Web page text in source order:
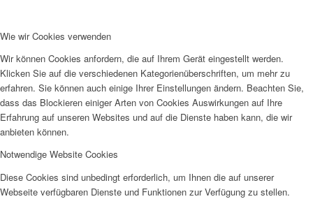
Wie wir Cookies verwenden
Wir können Cookies anfordern, die auf Ihrem Gerät eingestellt werden.
Klicken Sie auf die verschiedenen Kategorienüberschriften, um mehr zu
erfahren. Sie können auch einige Ihrer Einstellungen ändern. Beachten Sie,
dass das Blockieren einiger Arten von Cookies Auswirkungen auf Ihre
Erfahrung auf unseren Websites und auf die Dienste haben kann, die wir
anbieten können.
Notwendige Website Cookies
Diese Cookies sind unbedingt erforderlich, um Ihnen die auf unserer
Webseite verfügbaren Dienste und Funktionen zur Verfügung zu stellen.